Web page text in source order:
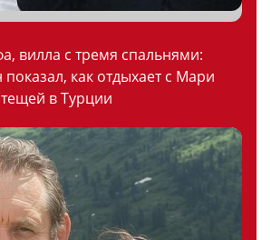
вилла с тремя спальнями:
как отдыхает с Мари
в Турции